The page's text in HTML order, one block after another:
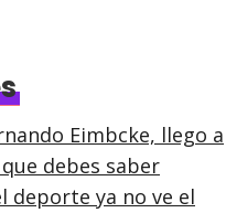
Eimbcke, llego a
debes saber
deporte ya no ve el